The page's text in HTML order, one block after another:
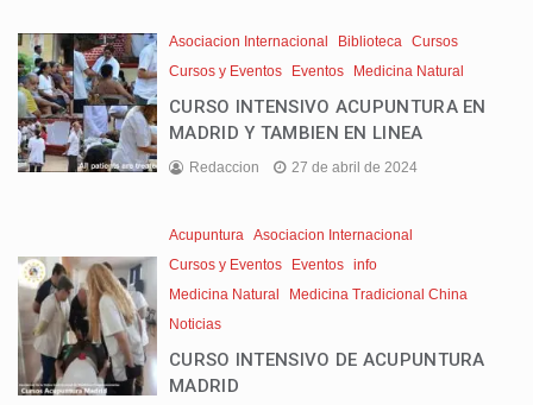
Asociacion Internacional Biblioteca Cursos
Cursos y Eventos
Eventos Medicina Natural
CURSO INTENSIVO ACUPUNTURA EN
MADRID Y TAMBIEN EN LINEA
Redaccion 27 de abril de 2024
Acupuntura Asociacion Internacional
Cursos y Eventos
Eventos info
Medicina Natural
Medicina Tradicional China
Noticias
CURSO INTENSIVO DE ACUPUNTURA
MADRID